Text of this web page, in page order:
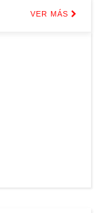
VER MÁS